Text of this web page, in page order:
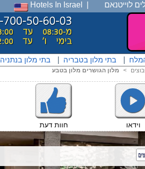
Hotels In Israel לוייטנאם
בתי מלון בנתניה בתי מלון בטבריה
מלון הגושרים מלון בטבע <
חוות דעת וידאו